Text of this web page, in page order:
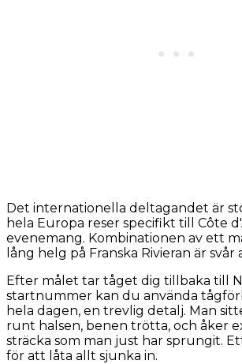
Det internationella deltagandet är
hela Europa reser specifikt till Côte
evenemang. Kombinationen av ett
lång helg på Franska Rivieran är svår
Efter målet tar tåget dig tillbaka till
startnummer kan du använda
hela dagen, en trevlig detalj. Man
runt halsen, benen trötta, och åker
sträcka som man just har sprungit.
för att låta allt sjunka in.